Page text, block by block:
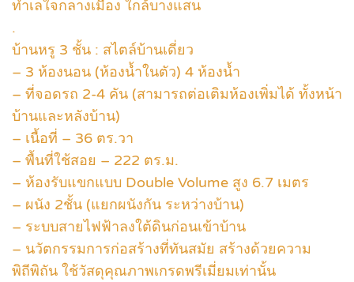
ทำเลใจกลางเมือง ใกล้บางแสน
.
บ้านหรู 3 ชั้น : สไตล์บ้านเดี่ยว
– 3 ห้องนอน (ห้องน้ำในตัว) 4 ห้องน้ำ
– ที่จอดรถ 2-4 คัน (สามารถต่อเติมห้องเพิ่มได้ ทั้งหน้า
บ้านและหลังบ้าน)
– เนื้อที่ – 36 ตร.วา
– พื้นที่ใช้สอย – 222 ตร.ม.
– ห้องรับแขกแบบ Double Volume สูง 6.7 เมตร
– ผนัง 2ชั้น (แยกผนังกัน ระหว่างบ้าน)
– ระบบสายไฟฟ้าลงใต้ดินก่อนเข้าบ้าน
– นวัตกรรมการก่อสร้างที่ทันสมัย สร้างด้วยความ
พิถีพิถัน ใช้วัสดุคุณภาพเกรดพรีเมี่ยมเท่านั้น